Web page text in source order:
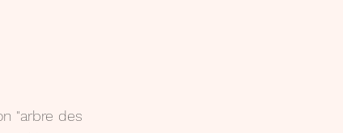
"arbre des